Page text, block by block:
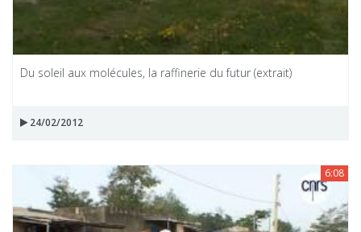
Du soleil aux molécules, la raffinerie du futur (extrait)
24/02/2012
6:08